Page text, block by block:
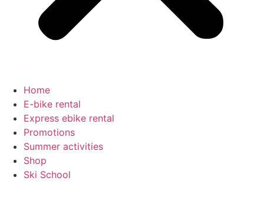
Home
E-bike rental
Express ebike rental
Promotions
Summer activities
Shop
Ski School